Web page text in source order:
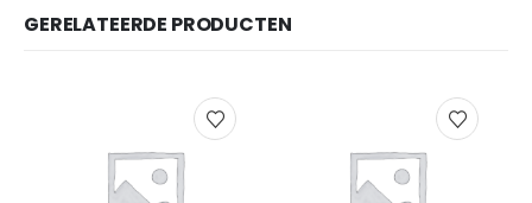
GERELATEERDE PRODUCTEN